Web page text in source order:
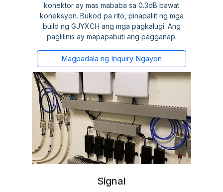
konektor ay mas mababa sa 0.3dB bawat
koneksyon. Bukod pa rito, pinapaliit ng mga
build ng GJYXCH ang mga pagkalugi. Ang
paglilinis ay mapapabuti ang pagganap.
Magpadala ng Inquiry Ngayon
Signal